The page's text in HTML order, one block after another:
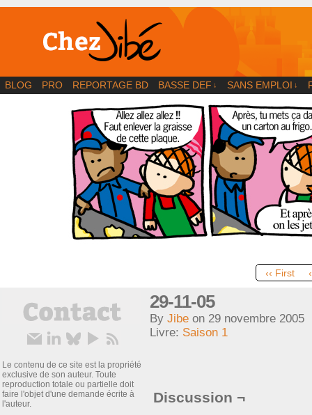
BD | Illustration | Blog
BLOG PRO REPORTAGE BD BASSE DEF ↓ SANS EMPLOI ↓
‹‹ First
Le contenu de ce site est la propriété
exclusive de son auteur. Toute
reproduction totale ou partielle doit
faire l'objet d'une demande écrite à
l'auteur.
29-11-05
By Jibe on 29 novembre 2005
Livre: Saison 1
Discussion ¬